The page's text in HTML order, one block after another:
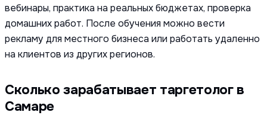
вебинары, практика на реальных бюджетах, проверка
домашних работ. После обучения можно вести
рекламу для местного бизнеса или работать удаленно
на клиентов из других регионов.
Сколько зарабатывает таргетолог в
Самаре